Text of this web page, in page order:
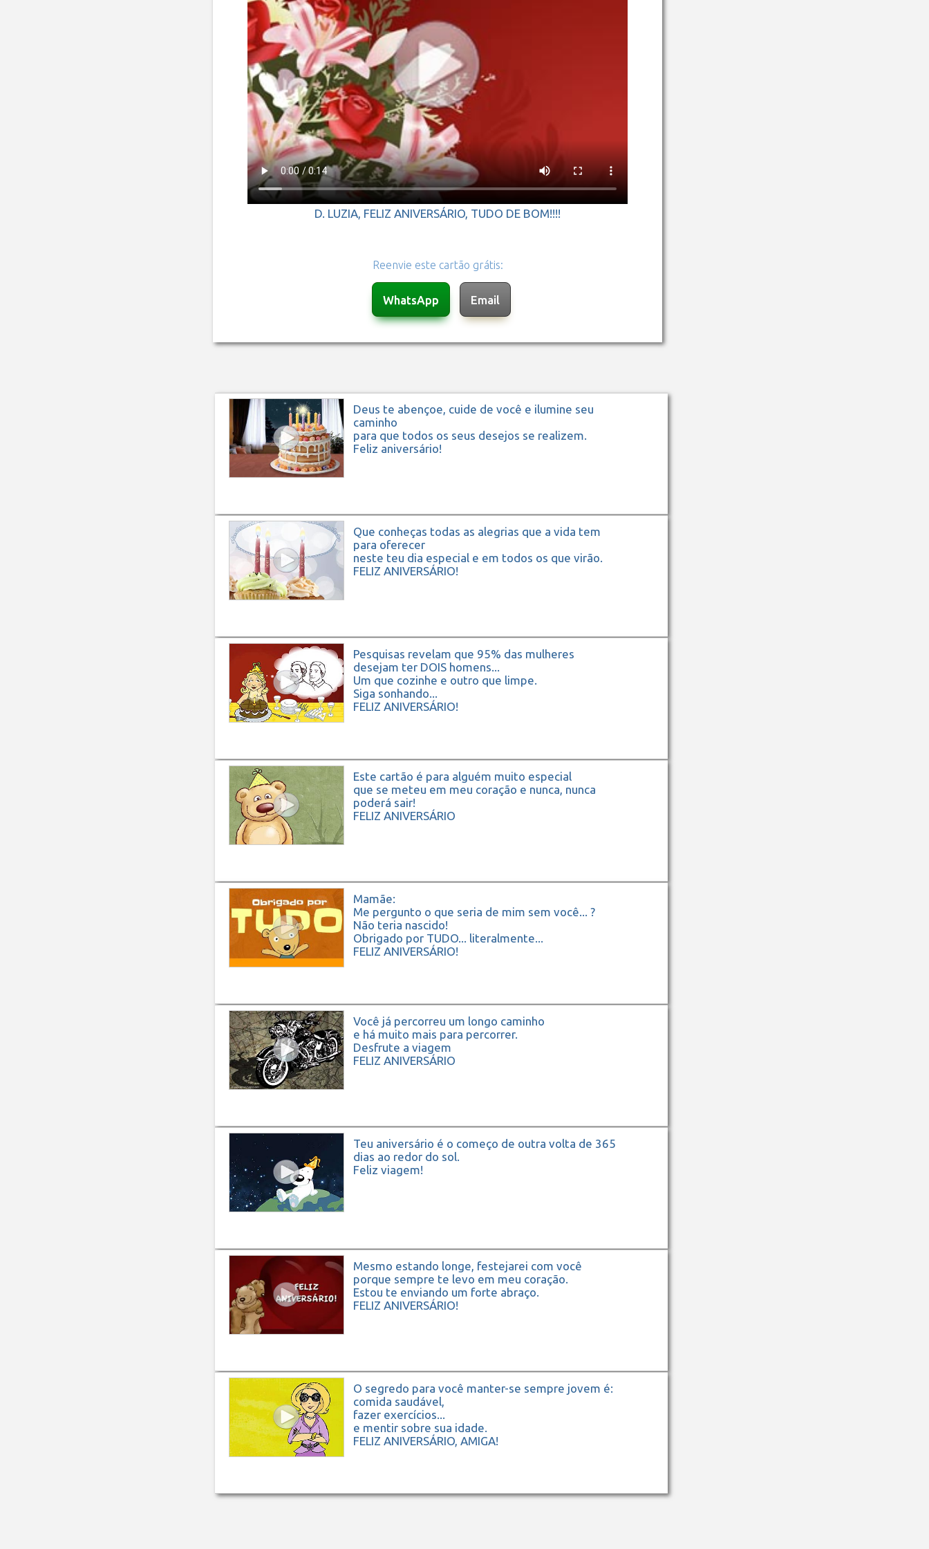
D. LUZIA, FELIZ ANIVERSÁRIO, TUDO DE BOM!!!!
Reenvie este cartão grátis:
Deus te abençoe, cuide de você e ilumine seu
caminho
para que todos os seus desejos se realizem.
Feliz aniversário!
Que conheças todas as alegrias que a vida tem
para oferecer
neste teu dia especial e em todos os que virão.
FELIZ ANIVERSÁRIO!
Pesquisas revelam que 95% das mulheres
desejam ter DOIS homens...
Um que cozinhe e outro que limpe.
Siga sonhando...
FELIZ ANIVERSÁRIO!
Este cartão é para alguém muito especial
que se meteu em meu coração e nunca, nunca
poderá sair!
FELIZ ANIVERSÁRIO
Mamãe:
Me pergunto o que seria de mim sem você... ?
Não teria nascido!
Obrigado por TUDO... literalmente...
FELIZ ANIVERSÁRIO!
Você já percorreu um longo caminho
e há muito mais para percorrer.
Desfrute a viagem
FELIZ ANIVERSÁRIO
Teu aniversário é o começo de outra volta de 365
dias ao redor do sol.
Feliz viagem!
Mesmo estando longe, festejarei com você
porque sempre te levo em meu coração.
Estou te enviando um forte abraço.
FELIZ ANIVERSÁRIO!
O segredo para você manter-se sempre jovem é:
comida saudável,
fazer exercícios...
e mentir sobre sua idade.
FELIZ ANIVERSÁRIO, AMIGA!